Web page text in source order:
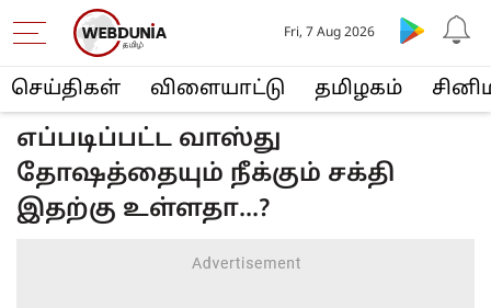
செய்திகள் விளையா‌ட்டு த‌மிழக‌ம்
Fri, 7 Aug 2026
எப்படிப்பட்ட வாஸ்து
தோஷத்தையும் நீக்கும் சக்தி
இதற்கு உள்ளதா...?